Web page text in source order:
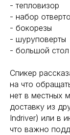
- тепловизор
- набор
- бокорезы
- шуруповерты
- большой
Спикер
на что
нет в местных
доставку из
Indriver) или в
что важно